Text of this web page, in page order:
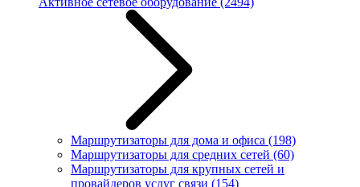
Маршрутизаторы для дома и офиса (198)
Маршрутизаторы для средних сетей (60)
Маршрутизаторы для крупных сетей и
провайдеров услуг связи (154)